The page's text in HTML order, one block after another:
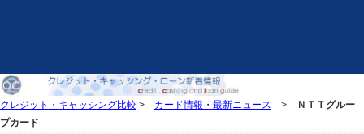
クレジット・キャッシング比較 > カード情報・最新ニュース >
ＮＴＴグルー
プカード